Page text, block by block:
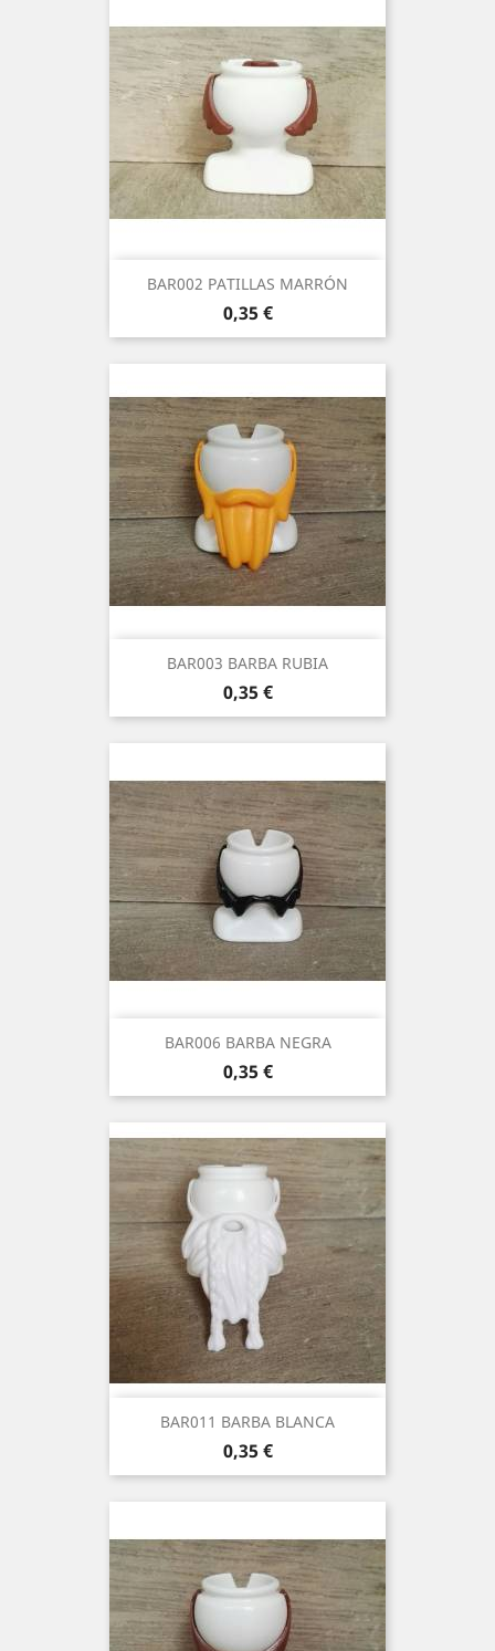
BAR002 PATILLAS MARRÓN
Precio
0,35 €
BAR003 BARBA RUBIA
Precio
0,35 €
BAR006 BARBA NEGRA
Precio
0,35 €
BAR011 BARBA BLANCA
Precio
0,35 €